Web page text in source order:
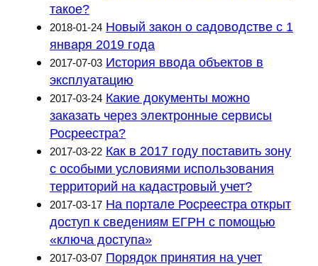
такое?
2018-01-24 Новый закон о садоводстве с 1
января 2019 года
2017-07-03 История ввода объектов в
эксплуатацию
2017-03-24 Какие документы можно
заказать через электронные сервисы
Росреестра?
2017-03-22 Как в 2017 году поставить зону
с особыми условиями использования
территорий на кадастровый учет?
2017-03-17 На портале Росреестра открыт
доступ к сведениям ЕГРН с помощью
«ключа доступа»
2017-03-07 Порядок принятия на учет